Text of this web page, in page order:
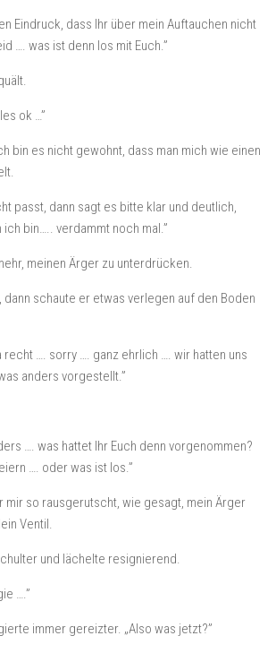
Eindruck, dass Ihr über mein Auftauchen nicht
…. was ist denn los mit Euch.”
ok …”
bin es nicht gewohnt, dass man mich wie einen
passt, dann sagt es bitte klar und deutlich,
bin….. verdammt noch mal.”
meinen Ärger zu unterdrücken.
dann schaute er etwas verlegen auf den Boden
recht …. sorry …. ganz ehrlich …. wir hatten uns
anders vorgestellt.”
…. was hattet Ihr Euch denn vorgenommen?
…. oder was ist los.”
mir so rausgerutscht, wie gesagt, mein Ärger
Ventil.
und lächelte resignierend.
….”
immer gereizter. „Also was jetzt?”